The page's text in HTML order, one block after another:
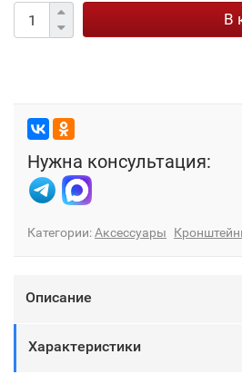
В
Нужна консультация:
Категории:Аксессуары
Описание
Характеристики